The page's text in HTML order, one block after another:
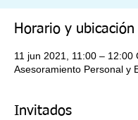
Horario y ubicación
11 jun 2021, 11:00 – 12:00
Asesoramiento Personal y
Invitados